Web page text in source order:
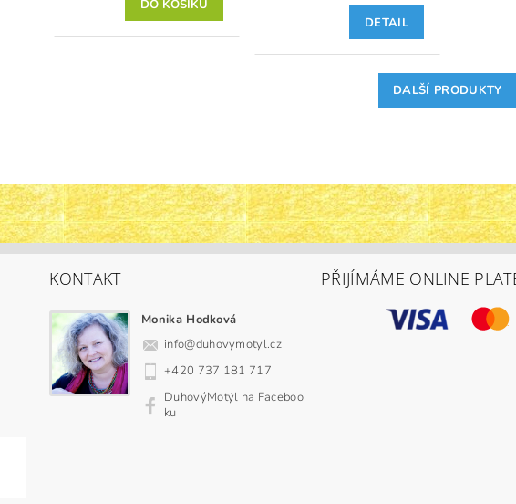
DETAIL
DALŠÍ PRODUKTY
KONTAKT
Monika Hodková
info@duhovymotyl.cz
+420 737 181 717
DuhovýMotýl na Faceboo
ku
PŘIJÍMÁME ONLINE